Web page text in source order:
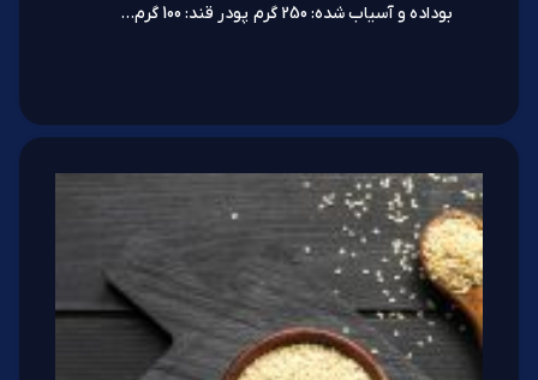
بوداده و آسیاب شده: 250 گرم پودر قند: 100 گرم…